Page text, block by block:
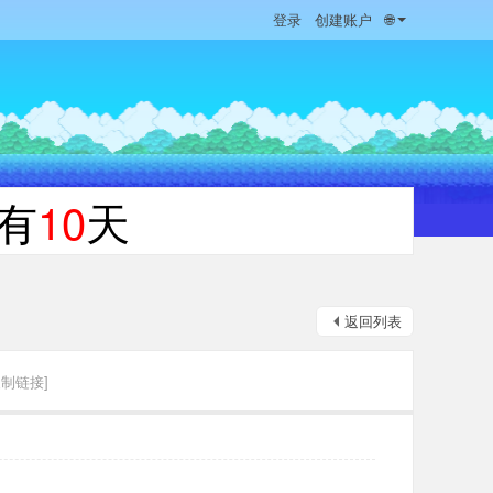
登录 创建账户 🌐
10天
返回列表
链接]